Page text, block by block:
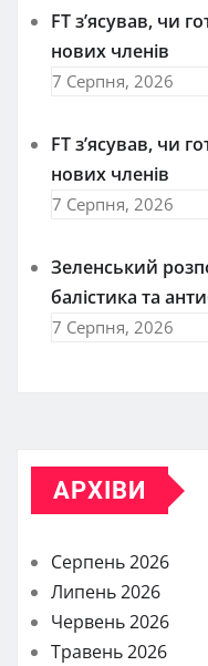
FT зʼясував, чи
нових членів
7 Серпня, 2026
FT зʼясував, чи
нових членів
7 Серпня, 2026
Зеленський
балістика та
7 Серпня, 2026
АРХІВИ
Серпень 2026
Липень 2026
Червень 2026
Травень 2026